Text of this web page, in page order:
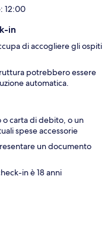
12:00
in
di accogliere gli ospiti
potrebbero essere
automatica.
o carta di debito, o un
spese accessorie
un documento
in è 18 anni